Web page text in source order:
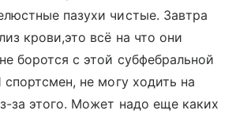
пазухи чистые. Завтра
крови,это всё на что они
боротся с этой субфебральной
не могу ходить на
за этого. Может надо еще каких